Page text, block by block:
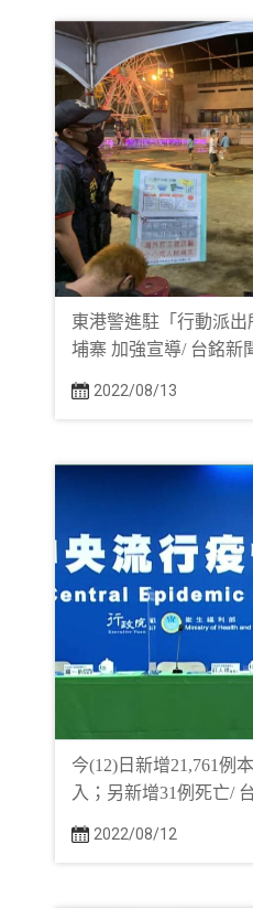
東港警進駐「行動派
埔寨 加強宣導/ 台銘新
2022/08/13
今(12)日新增21,761例
入；另新增31例死亡/
2022/08/12